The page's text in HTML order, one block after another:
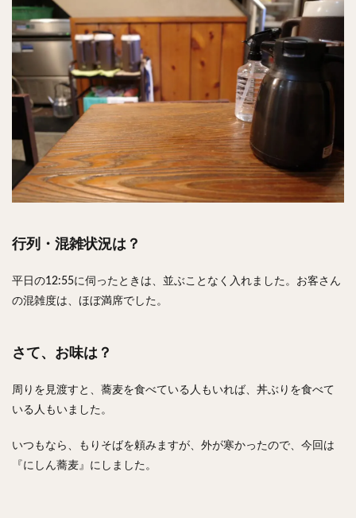
行列・混雑状況は？
平日の12:55に伺ったときは、並ぶことなく入れました。お客さん
の混雑度は、ほぼ満席でした。
さて、お味は？
周りを見渡すと、蕎麦を食べている人もいれば、丼ぶりを食べて
いる人もいました。
いつもなら、もりそばを頼みますが、外が寒かったので、今回は
『にしん蕎麦』にしました。